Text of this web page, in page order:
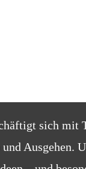
sich mit
Ausgehen.